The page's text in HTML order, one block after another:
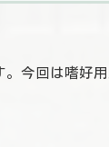
今回は嗜好